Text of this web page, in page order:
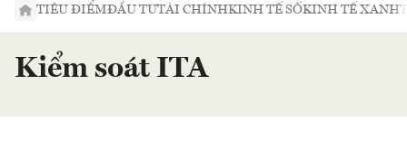
TIÊU ĐIỂMĐẦU TƯTÀI CHÍNHKINH TẾ SỐKINH TẾ XANH
Kiểm soát ITA